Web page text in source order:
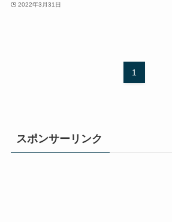
2022年3月31日
1
スポンサーリンク